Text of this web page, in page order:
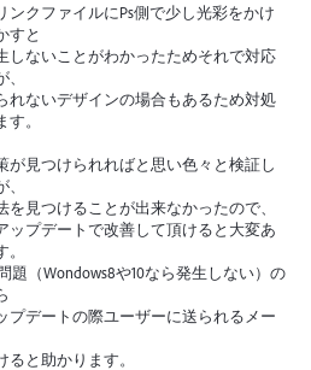
ンクファイルにPs側で少し光彩をかけ
すと
しないことがわかったためそれで対応
れないデザインの場合もあるため対処
。
が見つけられればと思い色々と検証し
を見つけることが出来なかったので、
ップデートで改善して頂けると大変あ
題（Wondows8や10なら発生しない）の
プデートの際ユーザーに送られるメー
ると助かります。